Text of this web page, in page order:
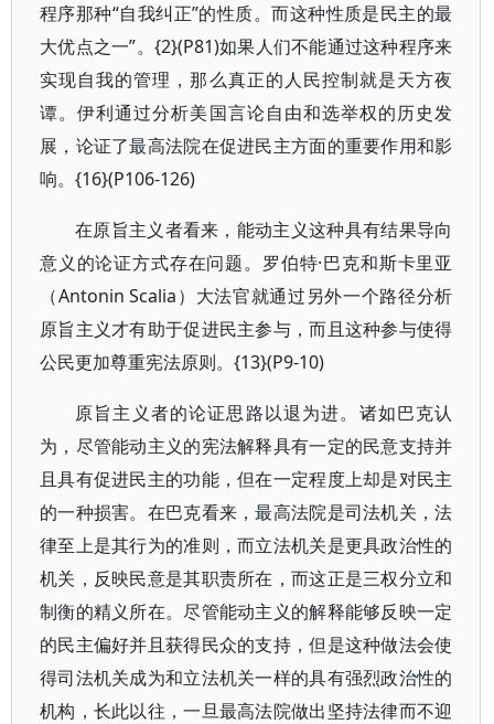
程序那种“自我纠正”的性质。而这种性质是民主的最
大优点之一”。{2}(P81)如果人们不能通过这种程序来
实现自我的管理，那么真正的人民控制就是天方夜
谭。伊利通过分析美国言论自由和选举权的历史发
展，论证了最高法院在促进民主方面的重要作用和影
响。{16}(P106-126)
在原旨主义者看来，能动主义这种具有结果导向
意义的论证方式存在问题。罗伯特·巴克和斯卡里亚
（Antonin Scalia）大法官就通过另外一个路径分析
原旨主义才有助于促进民主参与，而且这种参与使得
公民更加尊重宪法原则。{13}(P9-10)
原旨主义者的论证思路以退为进。诸如巴克认
为，尽管能动主义的宪法解释具有一定的民意支持并
且具有促进民主的功能，但在一定程度上却是对民主
的一种损害。在巴克看来，最高法院是司法机关，法
律至上是其行为的准则，而立法机关是更具政治性的
机关，反映民意是其职责所在，而这正是三权分立和
制衡的精义所在。尽管能动主义的解释能够反映一定
的民主偏好并且获得民众的支持，但是这种做法会使
得司法机关成为和立法机关一样的具有强烈政治性的
机构，长此以往，一旦最高法院做出坚持法律而不迎